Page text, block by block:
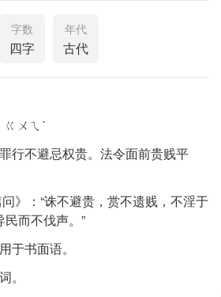
字数
四字
年代
古代
ㄍㄨㄟˋ
行不避忌权贵。法令面前贵贱平
问》：“诛不避贵，赏不遗贱，不淫于
而不伐声。”
于书面语。
。